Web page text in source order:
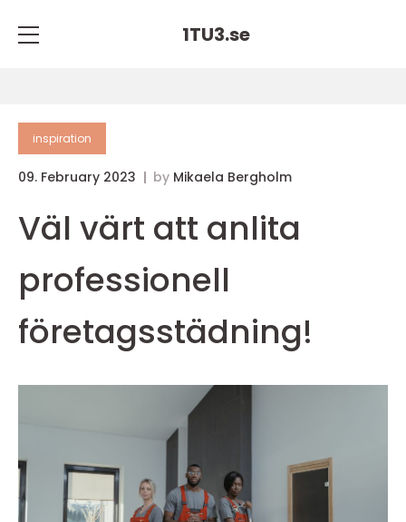
1TU3.se
inspiration
09. February 2023 by Mikaela Bergholm
Väl värt att anlita
professionell
företagsstädning!